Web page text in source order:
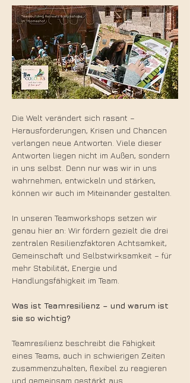
Die Welt verändert sich rasant –
Herausforderungen, Krisen und Chancen
verlangen neue Antworten. Viele dieser
Antworten liegen nicht im Außen, sondern
in uns selbst. Denn nur was wir in uns
wahrnehmen, entwickeln und stärken,
können wir auch im Miteinander gestalten.
In unseren Teamworkshops setzen wir
genau hier an: Wir fördern gezielt die drei
zentralen Resilienzfaktoren Achtsamkeit,
Gemeinschaft und Selbstwirksamkeit – für
mehr Stabilität, Energie und
Handlungsfähigkeit im Team.
Was ist Teamresilienz – und warum ist
sie so wichtig?
Teamresilienz beschreibt die Fähigkeit
eines Teams, auch in schwierigen Zeiten
zusammenzuhalten, flexibel zu reagieren
und gemeinsam gestärkt aus